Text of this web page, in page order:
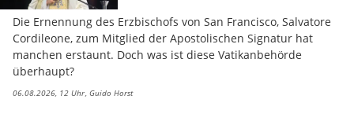
Die Ernennung des Erzbischofs von San Francisco, Salvatore
Cordileone, zum Mitglied der Apostolischen Signatur hat
manchen erstaunt. Doch was ist diese Vatikanbehörde
überhaupt?
06.08.2026, 12 Uhr Guido Horst